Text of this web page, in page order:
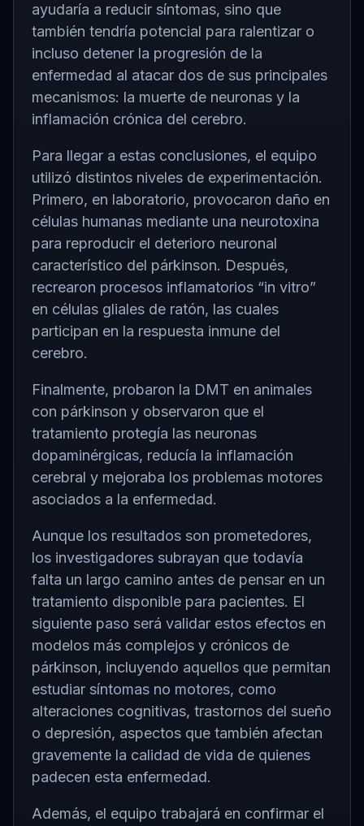
ayudaría a reducir síntomas, sino que
también tendría potencial para ralentizar o
incluso detener la progresión de la
enfermedad al atacar dos de sus principales
mecanismos: la muerte de neuronas y la
inflamación crónica del cerebro.
Para llegar a estas conclusiones, el equipo
utilizó distintos niveles de experimentación.
Primero, en laboratorio, provocaron daño en
células humanas mediante una neurotoxina
para reproducir el deterioro neuronal
característico del párkinson. Después,
recrearon procesos inflamatorios “in vitro”
en células gliales de ratón, las cuales
participan en la respuesta inmune del
cerebro.
Finalmente, probaron la DMT en animales
con párkinson y observaron que el
tratamiento protegía las neuronas
dopaminérgicas, reducía la inflamación
cerebral y mejoraba los problemas motores
asociados a la enfermedad.
Aunque los resultados son prometedores,
los investigadores subrayan que todavía
falta un largo camino antes de pensar en un
tratamiento disponible para pacientes. El
siguiente paso será validar estos efectos en
modelos más complejos y crónicos de
párkinson, incluyendo aquellos que permitan
estudiar síntomas no motores, como
alteraciones cognitivas, trastornos del sueño
o depresión, aspectos que también afectan
gravemente la calidad de vida de quienes
padecen esta enfermedad.
Además, el equipo trabajará en confirmar el